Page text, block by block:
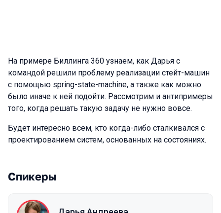
На примере Биллинга 360 узнаем, как Дарья с
командой решили проблему реализации стейт-машин
с помощью spring-state-machine, а также как можно
было иначе к ней подойти. Рассмотрим и антипримеры
того, когда решать такую задачу не нужно вовсе.
Будет интересно всем, кто когда-либо сталкивался с
проектированием систем, основанных на состояниях.
Спикеры